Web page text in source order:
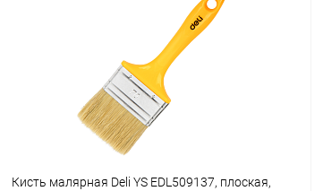
К сравнению
Кисть малярная Deli YS EDL509137, плоская,